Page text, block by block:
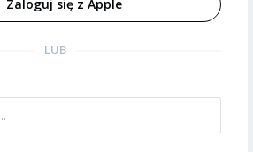
Zaloguj się z Apple
LUB